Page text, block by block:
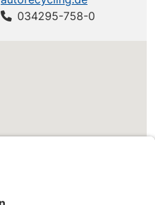
A4 2.0 T FSI
034295-758-0